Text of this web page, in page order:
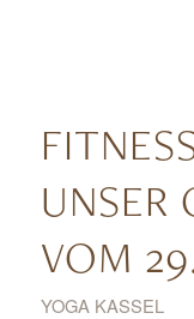
UNSER
VOM
YOGA KASSEL